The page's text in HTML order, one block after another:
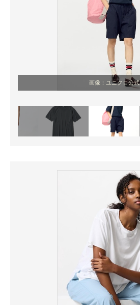
画像：ユニクロ公式